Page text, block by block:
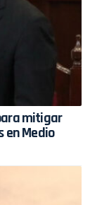
mitigar
en Medio